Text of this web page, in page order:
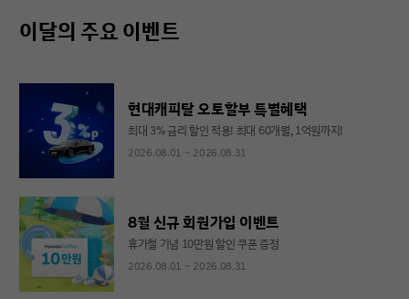
이달의 주요 이벤트
현대캐피탈 오토할부 특별혜택
최대 3% 금리 할인 적용! 최대 60개월, 1억원까지!
2026.08.01 ~ 2026.08.31
8월 신규 회원가입 이벤트
휴가철 기념 10만원 할인 쿠폰 증정
2026.08.01 ~ 2026.08.31